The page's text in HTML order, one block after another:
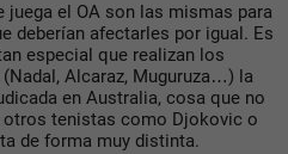
el OA son las mismas para
deberían afectarles por igual. Es
especial que realizan los
Alcaraz, Muguruza…) la
en Australia, cosa que no
tenistas como Djokovic o
de forma muy distinta.